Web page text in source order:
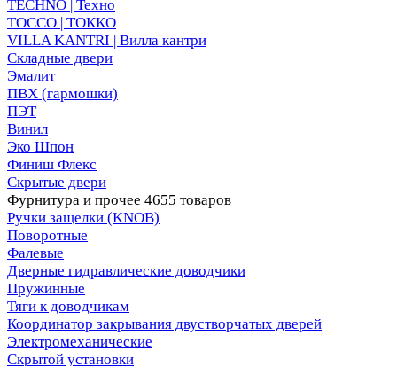
TECHNO | Техно
TOCCO | ТОККО
VILLA KANTRI | Вилла кантри
Складные двери
Эмалит
ПВХ (гармошки)
ПЭТ
Винил
Эко Шпон
Финиш Флекс
Скрытые двери
Фурнитура и прочее 4655 товаров
Ручки защелки (KNOB)
Поворотные
Фалевые
Дверные гидравлические доводчики
Пружинные
Тяги к доводчикам
Координатор закрывания двустворчатых дверей
Электромеханические
Скрытой установки